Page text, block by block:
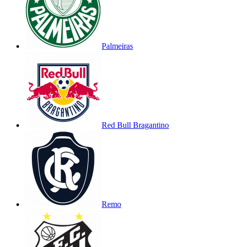
Palmeiras
Red Bull Bragantino
Remo